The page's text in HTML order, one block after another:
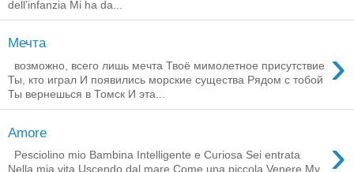
dell’infanzia Mi ha da...
Мечта ›
возможно, всего лишь мечта Твоё мимолетное присутствие
Ты, кто играл И появились морские существа Рядом с тобой
Ты вернешься в Томск И эта...
Amore ›
Pesciolino mio Bambina Intelligente e Curiosa Sei entrata
Nella mia vita Uscendo dal mare Come una piccola Venere My